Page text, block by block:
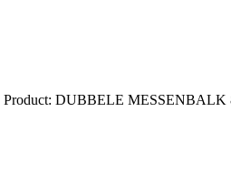
Product: DUBBELE MESSENBALK